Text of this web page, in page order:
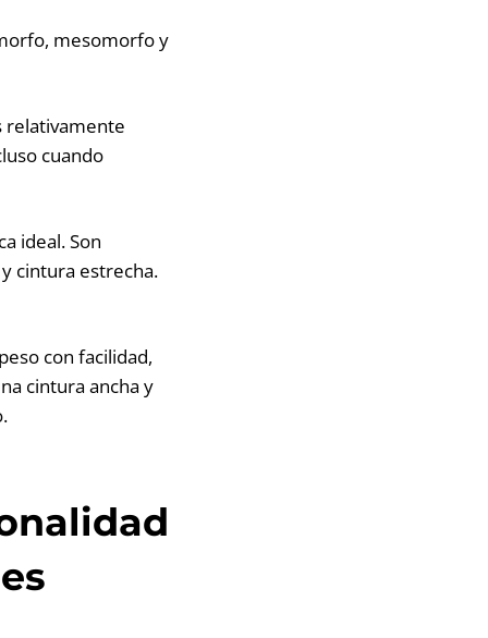
mesomorfo y
relativamente
cuando
ideal. Son
cintura estrecha.
con facilidad,
cintura ancha y